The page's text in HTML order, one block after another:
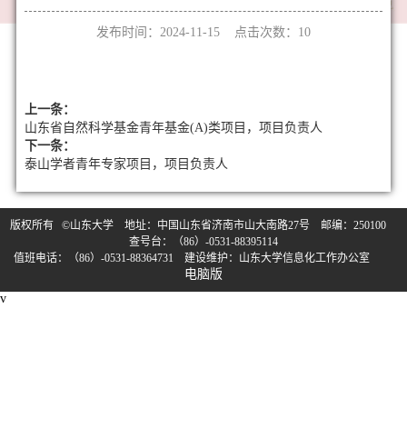
发布时间：2024-11-15 点击次数： 10
上一条：
山东省自然科学基金青年基金(A)类项目，项目负责人
下一条：
泰山学者青年专家项目，项目负责人
版权所有 ©山东大学 地址：中国山东省济南市山大南路27号 邮编：250100
查号台：（86）-0531-88395114
值班电话：（86）-0531-88364731 建设维护：山东大学信息化工作办公室
电脑版
v